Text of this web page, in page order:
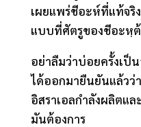
เผยแพร่ชีอะห์ที่แท้จริ
แบบที่ศัตรูของชีอะหฺต้
อย่าลืมว่าบ่อยครั้งเป็
ได้ออกมายืนยันแล้วว่
อิสราเอลกำลังผลิต
มันต้องการ